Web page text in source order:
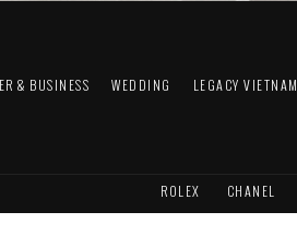
& BUSINESS WEDDING LEGACY VIETNAM
ROLEX CHANEL